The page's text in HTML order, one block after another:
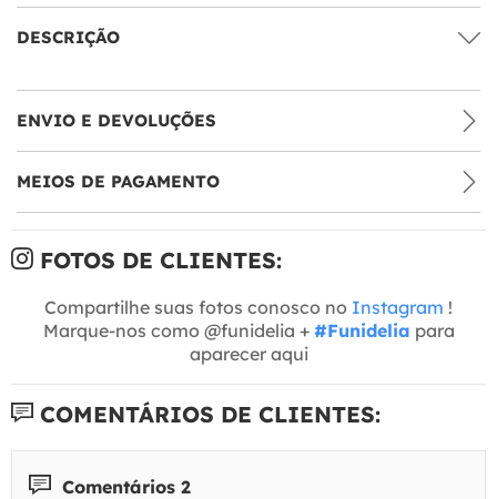
DESCRIÇÃO
ENVIO E DEVOLUÇÕES
MEIOS DE PAGAMENTO
FOTOS DE CLIENTES:
Compartilhe suas fotos conosco no Instagram !
Marque-nos como @funidelia + #Funidelia para
aparecer aqui
COMENTÁRIOS DE CLIENTES:
Comentários 2